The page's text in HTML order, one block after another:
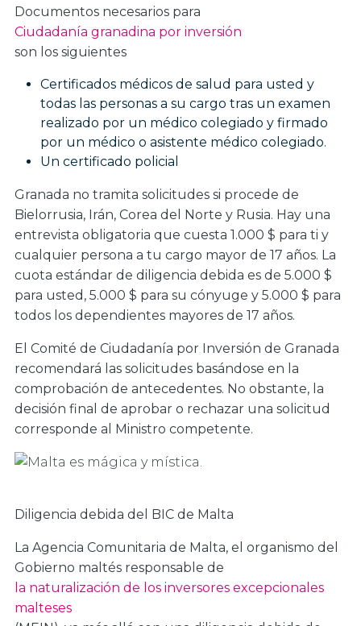
Documentos necesarios para
Ciudadanía granadina por inversión
son los siguientes
Certificados médicos de salud para usted y
todas las personas a su cargo tras un examen
realizado por un médico colegiado y firmado
por un médico o asistente médico colegiado.
Un certificado policial
Granada no tramita solicitudes si procede de
Bielorrusia, Irán, Corea del Norte y Rusia. Hay una
entrevista obligatoria que cuesta 1.000 $ para ti y
cualquier persona a tu cargo mayor de 17 años. La
cuota estándar de diligencia debida es de 5.000 $
para usted, 5.000 $ para su cónyuge y 5.000 $ para
todos los dependientes mayores de 17 años.
El Comité de Ciudadanía por Inversión de Granada
recomendará las solicitudes basándose en la
comprobación de antecedentes. No obstante, la
decisión final de aprobar o rechazar una solicitud
corresponde al Ministro competente.
Diligencia debida del BIC de Malta
La Agencia Comunitaria de Malta, el organismo del
Gobierno maltés responsable de
la naturalización de los inversores excepcionales
malteses